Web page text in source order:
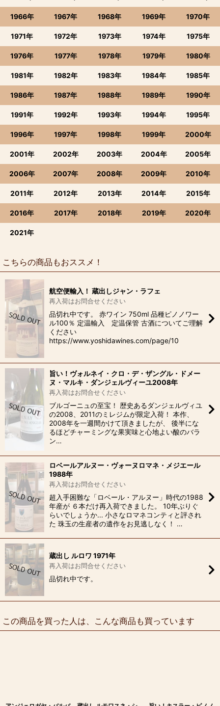
1966年 1967年 1968年 1969年 1970年
1971年 1972年 1973年 1974年 1975年
1976年 1977年 1978年 1979年 1980年
1981年 1982年 1983年 1984年 1985年
1986年 1987年 1988年 1989年 1990年
1991年 1992年 1993年 1994年 1995年
1996年 1997年 1998年 1999年 2000年
2001年 2002年 2003年 2004年 2005年
2006年 2007年 2008年 2009年 2010年
2011年 2012年 2013年 2014年 2015年
2016年 2017年 2018年 2019年 2020年
2021年
こちらの商品もおススメ！
航空便輸入！ 蔵出しジャン・ラフェ
再入荷はお問合せください
品切れ中です。 赤ワイン 750ml 品種ピノノワー
ル100％ 定温輸入 定温保管 古酒についてご理解
ください
https://www.yoshidawines.com/page/10
旨い！ヴォルネイ・クロ・デ・ザングル・ドメー
ヌ・マルキ・ダンジェルヴィーユ2008年
再入荷はお問合せください
ブルゴーニュの至宝！ 歴史あるダンジェルヴィユ
の2008、2011のミレジムが限定入荷！ 本作、
2008年を一週間かけて頂きましたが、 後半にな
るほどチャーミングな果実味と心地よい酸のバラ
ン…
ロベールアルヌー・ヴォーヌロマネ・メジエール
1988年
再入荷はお問合せください
超入手困難な「ロベール・アルヌー」時代の1988
年産が ６本だけ再入荷できました。 10年ぶりぐ
らいでしょうか... 小さなロマネコンティと評され
た 珠玉の生産者の遺作をお見逃しなく！ …
蔵出し ルロワ 1971年
再入荷はお問合せください
品切れ中です。
この商品を買った人は、こんな商品も買っています